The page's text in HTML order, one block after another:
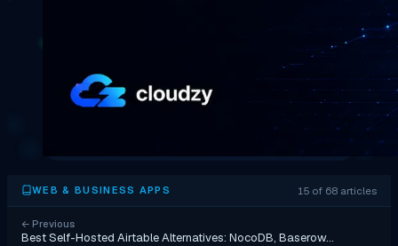
WEB & BUSINESS APPS 15 of 68 articles
← Previous
Best Self-Hosted Airtable Alternatives: NocoDB, Baserow…